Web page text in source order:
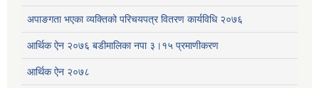
अपाङगता भएका व्यक्तिको परिचयपत्र वितरण कार्यविधि २०७६
आर्थिक ऐन २०७६ बडीमालिका नपा ३।१५ प्रमाणीकरण
आर्थिक ऐन २०७८